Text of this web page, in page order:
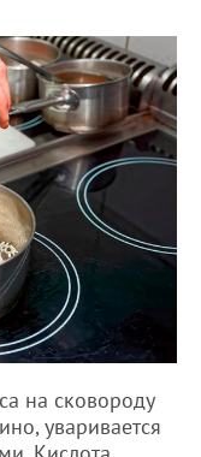
на сковороду
уваривается